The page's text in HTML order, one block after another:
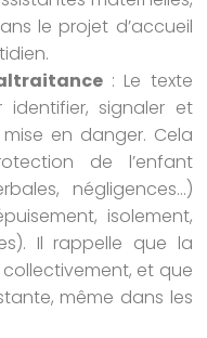
le projet d’accueil
: Le texte
signaler et
en danger. Cela
de l’enfant
négligences…)
isolement,
Il rappelle que la
et que
même dans les